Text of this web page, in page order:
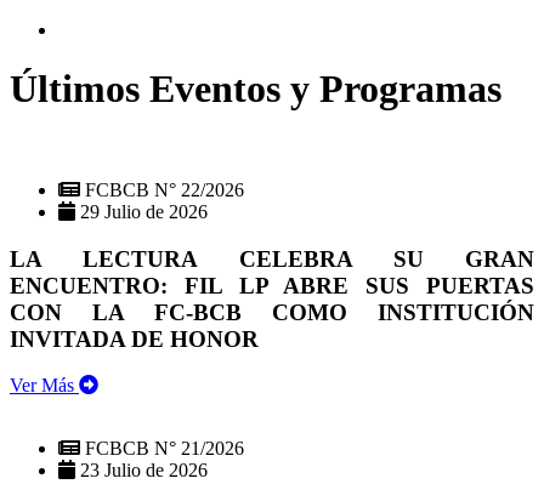
Últimos Eventos y Programas
FCBCB N° 22/2026
29 Julio de 2026
LA LECTURA CELEBRA SU GRAN
ENCUENTRO: FIL LP ABRE SUS PUERTAS
CON LA FC-BCB COMO INSTITUCIÓN
INVITADA DE HONOR
Ver Más
FCBCB N° 21/2026
23 Julio de 2026